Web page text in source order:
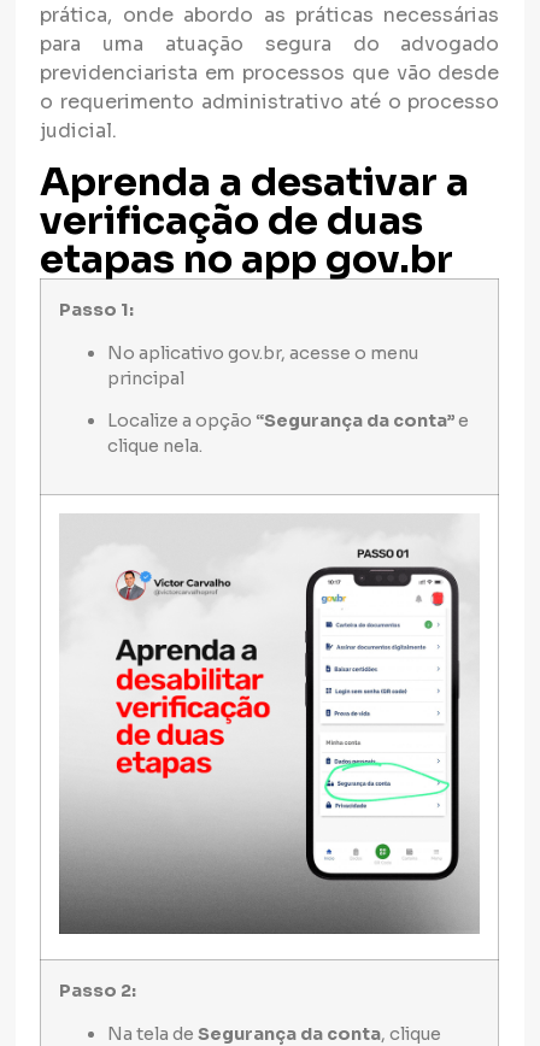
prática, onde abordo as práticas necessárias
para uma atuação segura do advogado
previdenciarista em processos que vão desde
o requerimento administrativo até o processo
judicial.
Aprenda a desativar a
verificação de duas
etapas no app gov.br
Passo 1:
No aplicativo gov.br, acesse o menu
principal
Localize a opção “Segurança da conta”e
clique nela.
Passo 2:
Na tela deSegurança da conta, clique